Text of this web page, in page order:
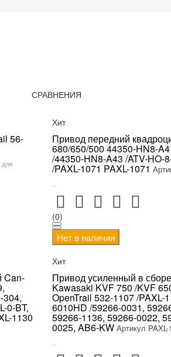
СРАВНЕНИЯ
56-
Хит
Привод передний
680/650/500 44350-HN8-
/44350-HN8-A43 /ATV-HO-
/PAXL-1071 PAXL-1071
(0)
Нет в наличии
Can-
304,
0-BT,
1130
Хит
Привод усиленный в
Kawasaki KVF 750 /KVF
OpenTrail 532-1107 /PAXL-
6010HD /59266-0031,
59266-1136, 59266-0022,
0025, AB6-KW Артикул PAXL-